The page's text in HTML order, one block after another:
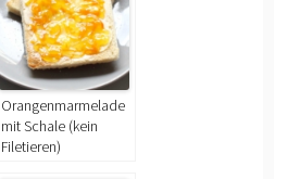
Orangenmarmelade
mit Schale (kein
Filetieren)